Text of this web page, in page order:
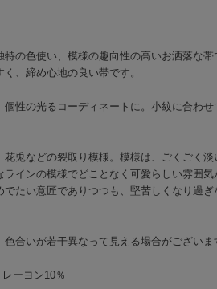
の色使い、模様の趣向性の高いお洒落な
、締め心地の良い帯です。
性の光るコーディネートに。小紋に合わせ
兎などの裂取り模様。模様は、ごくごく
インの模様でどことなく可愛らしい雰囲
たい意匠でありつつも、堅苦しくなり過
合いが若干異なって見える場合がございま
ーヨン10％